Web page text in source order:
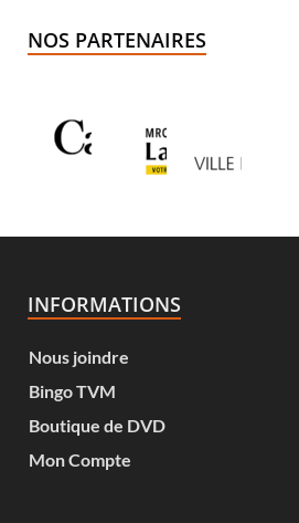
NOS PARTENAIRES
INFORMATIONS
Nous joindre
Bingo TVM
Boutique de DVD
Mon Compte